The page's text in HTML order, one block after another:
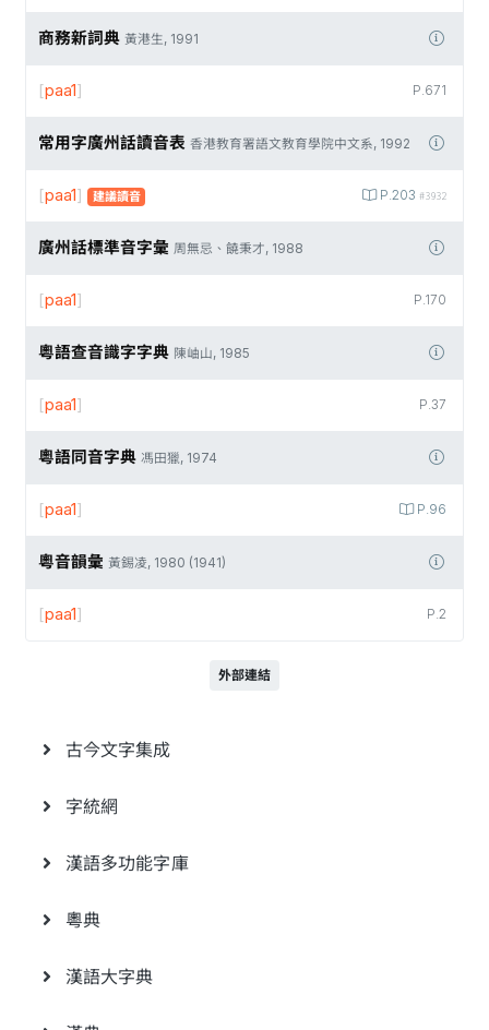
商務新詞典 黃港生, 1991
P.671
[paa1]
常用字廣州話讀音表 香港教育署語文教育學院中文系, 1992
P.203 #3932
[paa1] 建議讀音
廣州話標準音字彙 周無忌、饒秉才, 1988
P.170
[paa1]
粵語查音識字字典 陳岫山, 1985
P.37
[paa1]
粵語同音字典 馮田獵, 1974
P.96
[paa1]
粵音韻彙 黃錫凌, 1980 (1941)
P.2
[paa1]
外部連結
古今文字集成
字統網
漢語多功能字庫
粵典
漢語大字典